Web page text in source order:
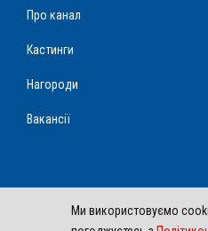
Про канал
Кастинги
Нагороди
Вакансії
Ми використовуємо